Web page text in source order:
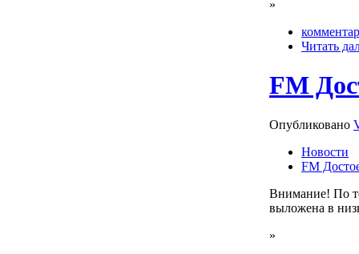
»
Читать
FM
Опубликовано
Новости
FM
Внимание! По
выложена в
»